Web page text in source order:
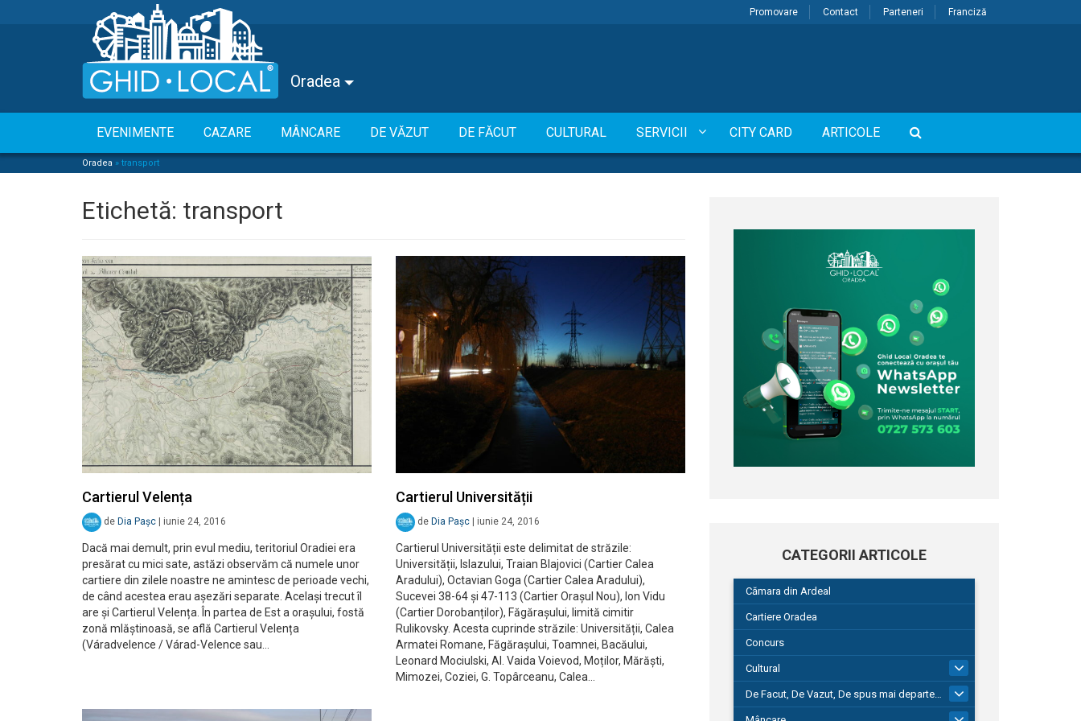
Promovare Contact Parteneri Franciză
Oradea
EVENIMENTE CAZARE MÂNCARE DE VĂZUT DE FĂCUT CULTURAL SERVICII CITY CARD ARTICOLE
Oradea » transport
Etichetă: transport
Cartierul Velența
de Dia Pașc iunie 24, 2016
Dacă mai demult, prin evul mediu, teritoriul Oradiei era
presărat cu mici sate, astăzi observăm că numele unor
cartiere din zilele noastre ne amintesc de perioade vechi,
de când acestea erau așezări separate. Același trecut îl
are și Cartierul Velența. În partea de Est a orașului, fostă
zonă mlăștinoasă, se află Cartierul Velența
(Váradvelence / Várad-Velence sau…
Cartierul Universității
de Dia Pașc iunie 24, 2016
Cartierul Universității este delimitat de străzile:
Universității, Islazului, Traian Blajovici (Cartier Calea
Aradului), Octavian Goga (Cartier Calea Aradului),
Sucevei 38-64 și 47-113 (Cartier Orașul Nou), Ion Vidu
(Cartier Dorobanților), Făgărașului, limită cimitir
Rulikovsky. Acesta cuprinde străzile: Universității, Calea
Armatei Romane, Făgărașului, Toamnei, Bacăului,
Leonard Mociulski, Al. Vaida Voievod, Moților, Mărăști,
Mimozei, Coziei, G. Topârceanu, Calea…
CATEGORII ARTICOLE
Cămara din Ardeal
Cartiere Oradea
Concurs
Cultural
De Facut, De Vazut, De spus mai departe…
580